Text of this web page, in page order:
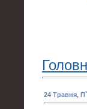
24 Травня,